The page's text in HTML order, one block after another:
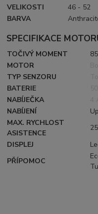
VELIKOSTI
46 - 52
BARVA
SPECIFIKACE
TOČIVÝ MOMENT
MOTOR
TYP SENZORU
BATERIE
NABÍJEČKA
NABÍJENÍ
MAX. RYCHLOST
ASISTENCE
DISPLEJ
PŘÍPOMOC